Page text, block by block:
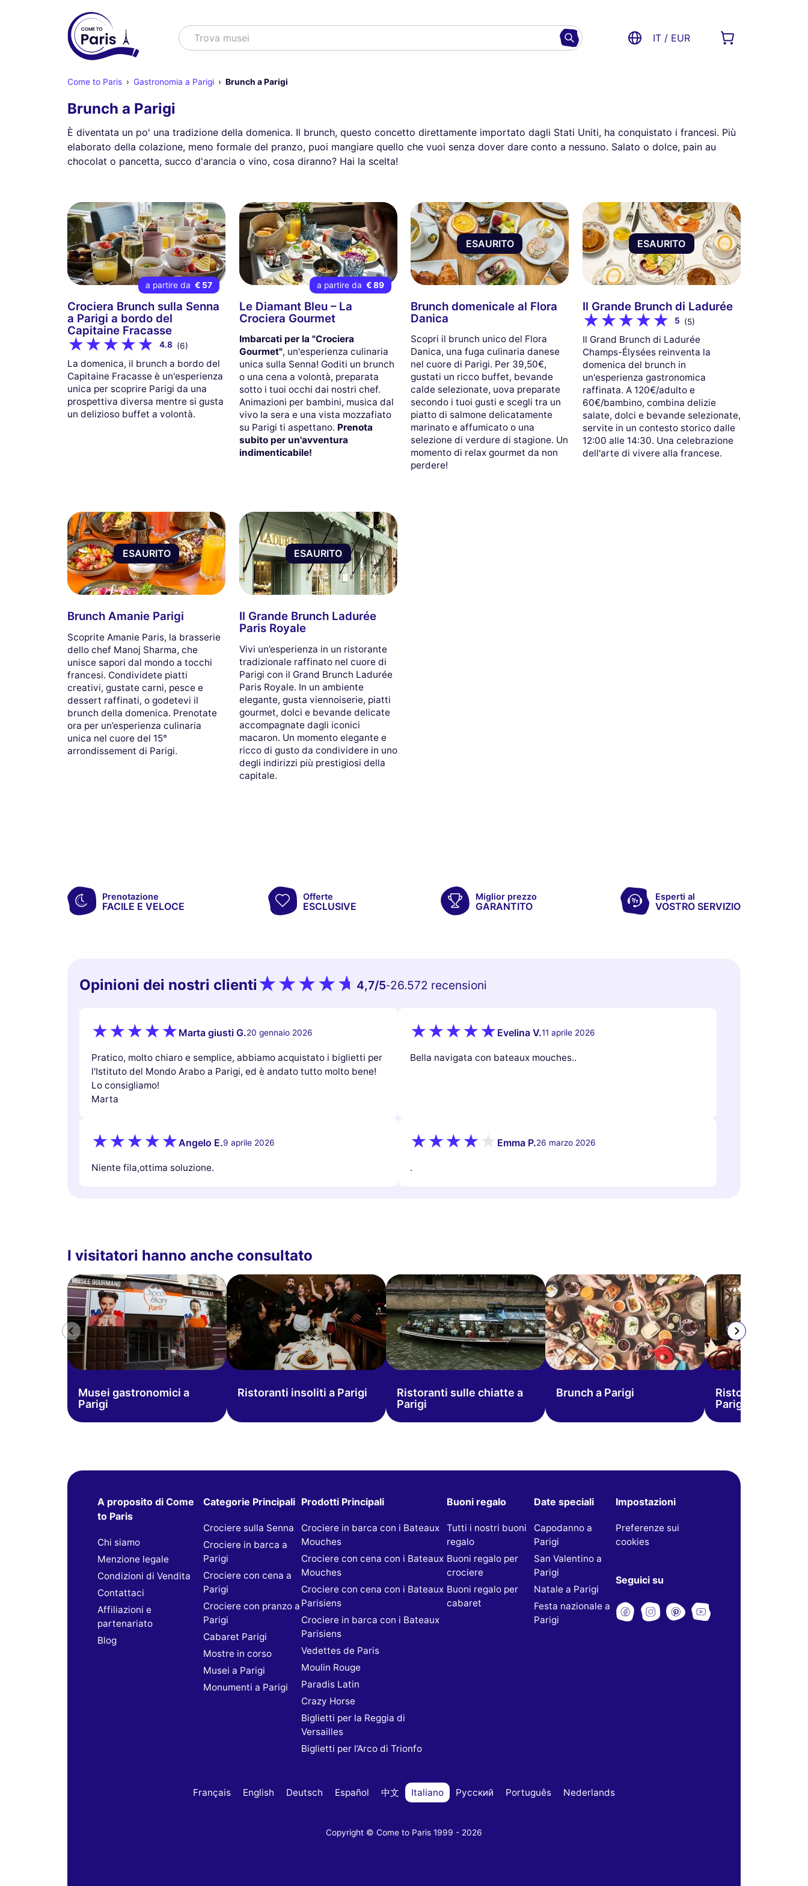
Cercare
Trova IT / EUR
Come to Paris Gastronomia a Parigi Brunch a Parigi
Brunch a Parigi
È diventata un po' una tradizione della domenica. Il brunch, questo concetto direttamente importato dagli Stati Uniti, ha conquistato i francesi. Più
elaborato della colazione, meno formale del pranzo, puoi mangiare quello che vuoi senza dover dare conto a nessuno. Salato o dolce, pain au
chocolat o pancetta, succo d'arancia o vino, cosa diranno? Hai la scelta!
a partire da € 57
Crociera Brunch sulla Senna
a Parigi a bordo del
Capitaine Fracasse
4.8 (6)
La domenica, il brunch a bordo del
Capitaine Fracasse è un'esperienza
unica per scoprire Parigi da una
prospettiva diversa mentre si gusta
un delizioso buffet a volontà.
a partire da € 89
Le Diamant Bleu – La
Crociera Gourmet
Imbarcati per la "Crociera
Gourmet", un'esperienza culinaria
unica sulla Senna! Goditi un brunch
o una cena a volontà, preparata
sotto i tuoi occhi dai nostri chef.
Animazioni per bambini, musica dal
vivo la sera e una vista mozzafiato
su Parigi ti aspettano. Prenota
subito per un'avventura
indimenticabile!
ESAURITO
Brunch domenicale al Flora
Danica
Scopri il brunch unico del Flora
Danica, una fuga culinaria danese
nel cuore di Parigi. Per 39,50€,
gustati un ricco buffet, bevande
calde selezionate, uova preparate
secondo i tuoi gusti e scegli tra un
piatto di salmone delicatamente
marinato e affumicato o una
selezione di verdure di stagione. Un
momento di relax gourmet da non
perdere!
ESAURITO
Il Grande Brunch di Ladurée
5 (5)
Il Grand Brunch di Ladurée
Champs-Élysées reinventa la
domenica del brunch in
un'esperienza gastronomica
raffinata. A 120€/adulto e
60€/bambino, combina delizie
salate, dolci e bevande selezionate,
servite in un contesto storico dalle
12:00 alle 14:30. Una celebrazione
dell'arte di vivere alla francese.
ESAURITO
Brunch Amanie Parigi
Scoprite Amanie Paris, la brasserie
dello chef Manoj Sharma, che
unisce sapori dal mondo a tocchi
francesi. Condividete piatti
creativi, gustate carni, pesce e
dessert raffinati, o godetevi il
brunch della domenica. Prenotate
ora per un’esperienza culinaria
unica nel cuore del 15°
arrondissement di Parigi.
ESAURITO
Il Grande Brunch Ladurée
Paris Royale
Vivi un’esperienza in un ristorante
tradizionale raffinato nel cuore di
Parigi con il Grand Brunch Ladurée
Paris Royale. In un ambiente
elegante, gusta viennoiserie, piatti
gourmet, dolci e bevande delicate
accompagnate dagli iconici
macaron. Un momento elegante e
ricco di gusto da condividere in uno
degli indirizzi più prestigiosi della
capitale.
Prenotazione
FACILE E VELOCE
Offerte
ESCLUSIVE
Miglior prezzo
GARANTITO
Esperti al
VOSTRO SERVIZIO
Opinioni dei nostri clienti 4,7/5-26.572 recensioni
Marta giusti G.20 gennaio 2026
Pratico, molto chiaro e semplice, abbiamo acquistato i biglietti per
l'Istituto del Mondo Arabo a Parigi, ed è andato tutto molto bene!
Lo consigliamo!
Marta
Evelina V.11 aprile 2026
Bella navigata con bateaux mouches..
Angelo E.9 aprile 2026
Niente fila,ottima soluzione.
Emma P.26 marzo 2026
.
I visitatori hanno anche consultato
Musei gastronomici a
Parigi
Ristoranti insoliti a Parigi
Ristoranti sulle chiatte a
Parigi
Brunch a Parigi
Ristoranti di
Parigi
A proposito di Come
to Paris
Chi siamo
Menzione legale
Condizioni di Vendita
Contattaci
Affiliazioni e
partenariato
Blog
Categorie Principali
Crociere sulla Senna
Crociere in barca a
Parigi
Crociere con cena a
Parigi
Crociere con pranzo a
Parigi
Cabaret Parigi
Mostre in corso
Musei a Parigi
Monumenti a Parigi
Prodotti Principali
Crociere in barca con i Bateaux
Mouches
Crociere con cena con i Bateaux
Mouches
Crociere con cena con i Bateaux
Parisiens
Crociere in barca con i Bateaux
Parisiens
Vedettes de Paris
Moulin Rouge
Paradis Latin
Crazy Horse
Biglietti per la Reggia di
Versailles
Biglietti per l’Arco di Trionfo
Buoni regalo
Tutti i nostri buoni
regalo
Buoni regalo per
crociere
Buoni regalo per
cabaret
Date speciali
Capodanno a
Parigi
San Valentino a
Parigi
Natale a Parigi
Festa nazionale a
Parigi
Impostazioni
Preferenze sui
cookies
Seguici su
Français English Deutsch Español 中文 Italiano Русский Português Nederlands
Copyright © Come to Paris 1999 - 2026